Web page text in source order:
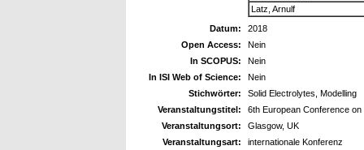
Latz, Arnulf
Datum:
2018
Open Access:
Nein
In SCOPUS:
Nein
In ISI Web of Science:
Nein
Stichwörter:
Solid Electrolytes, Modelling
Veranstaltungstitel:
6th European Conference
Veranstaltungsort:
Glasgow, UK
Veranstaltungsart:
internationale Konferenz